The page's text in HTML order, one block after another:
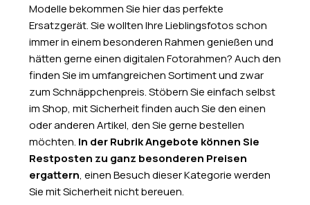
Modelle bekommen Sie hier das perfekte
Ersatzgerät. Sie wollten Ihre Lieblingsfotos schon
immer in einem besonderen Rahmen genießen und
hätten gerne einen digitalen Fotorahmen? Auch den
finden Sie im umfangreichen Sortiment und zwar
zum Schnäppchenpreis. Stöbern Sie einfach selbst
im Shop, mit Sicherheit finden auch Sie den einen
oder anderen Artikel, den Sie gerne bestellen
möchten. In der Rubrik Angebote können Sie
Restposten zu ganz besonderen Preisen
ergattern, einen Besuch dieser Kategorie werden
Sie mit Sicherheit nicht bereuen.